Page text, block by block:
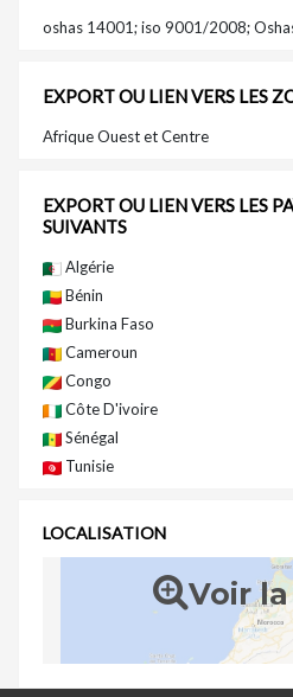
oshas 14001; iso 9001/2008;
EXPORT OU LIEN VERS LES
Afrique Ouest et Centre
EXPORT OU LIEN VERS LES
SUIVANTS
Algérie
Bénin
Burkina Faso
Cameroun
Congo
Côte D'ivoire
Sénégal
Tunisie
LOCALISATION
Voir